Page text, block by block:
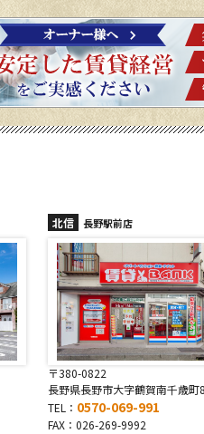
北信 長野稲里店
〒381-2243
長野県長野市稲里1-5-25
TEL：0570-067-878
FAX：026-286-7888